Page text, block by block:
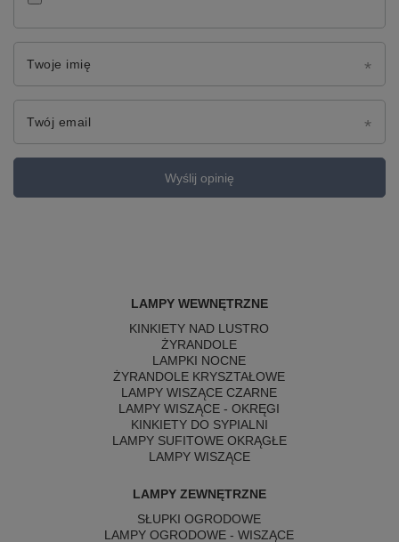
Twoje imię
Twój email
Wyślij opinię
LAMPY WEWNĘTRZNE
KINKIETY NAD LUSTRO
ŻYRANDOLE
LAMPKI NOCNE
ŻYRANDOLE KRYSZTAŁOWE
LAMPY WISZĄCE CZARNE
LAMPY WISZĄCE - OKRĘGI
KINKIETY DO SYPIALNI
LAMPY SUFITOWE OKRĄGŁE
LAMPY WISZĄCE
LAMPY ZEWNĘTRZNE
SŁUPKI OGRODOWE
LAMPY OGRODOWE - WISZĄCE